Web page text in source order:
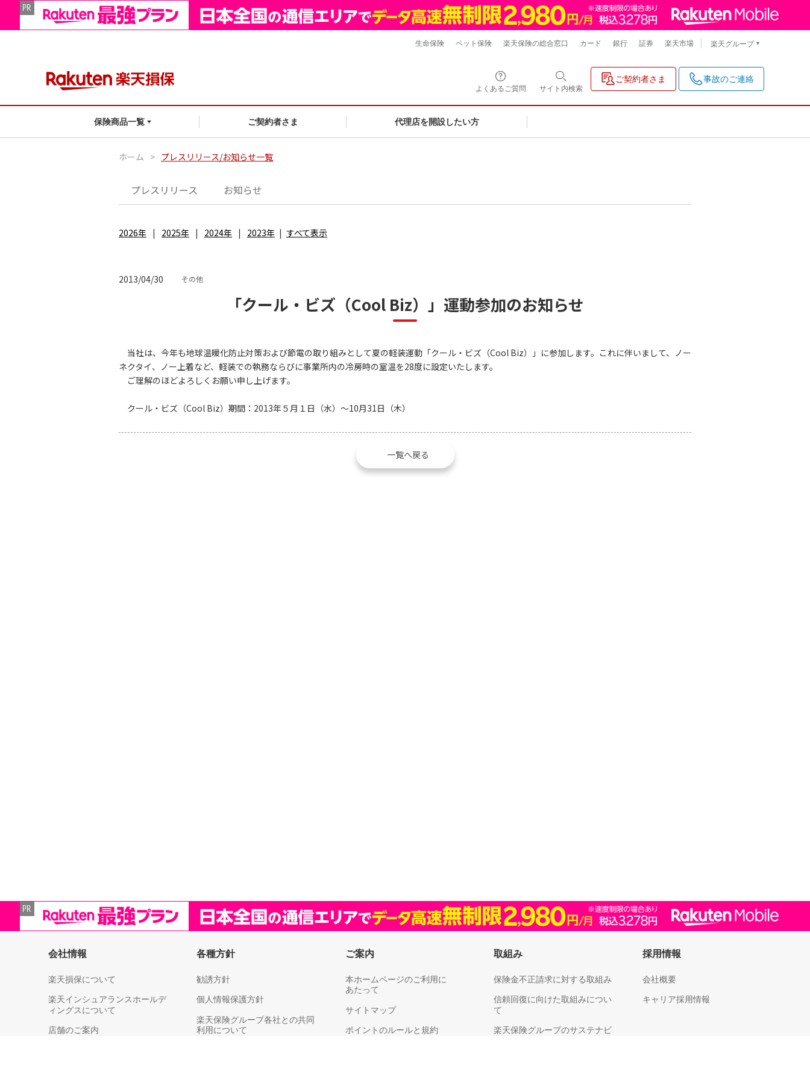
よくあるご質問 サイト内検索
ご契約者さま 事故のご連絡
保険商品一覧 ご契約者さま 代理店を開設したい方
生命保険 ペット保険 楽天保険の総合窓口 カード 銀行 証券 楽天市場 楽天グループ
ホーム > プレスリリース/お知らせ一覧
プレスリリース お知らせ
2026年 2025年 2024年 2023年 すべて表示
2013/04/30 その他
「クール・ビズ（Cool Biz）」運動参加のお知らせ
当社は、今年も地球温暖化防止対策および節電の取り組みとして夏の軽装運動「クール・ビズ（Cool Biz）」に参加します。これに伴いまして、ノー
ネクタイ、ノー上着など、軽装での執務ならびに事業所内の冷房時の室温を28度に設定いたします。
ご理解のほどよろしくお願い申し上げます。
クール・ビズ（Cool Biz）期間：2013年５月１日（水）～10月31日（木）
一覧へ戻る
会社情報
楽天損保について
楽天インシュアランスホールデ
ィングスについて
店舗のご案内
各種方針
勧誘方針
個人情報保護方針
楽天保険グループ各社との共同
利用について
ご案内
本ホームページのご利用に
あたって
サイトマップ
ポイントのルールと規約
取組み
保険金不正請求に対する取組み
信頼回復に向けた取組みについ
て
楽天保険グループのサステナビ
採用情報
会社概要
キャリア採用情報